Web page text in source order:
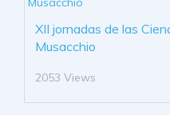
XII jornadas de las
Musacchio
2053 Views